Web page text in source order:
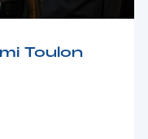
Toulon